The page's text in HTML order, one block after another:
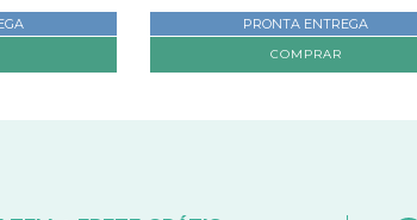
PRONTA ENTREGA
COMPRAR